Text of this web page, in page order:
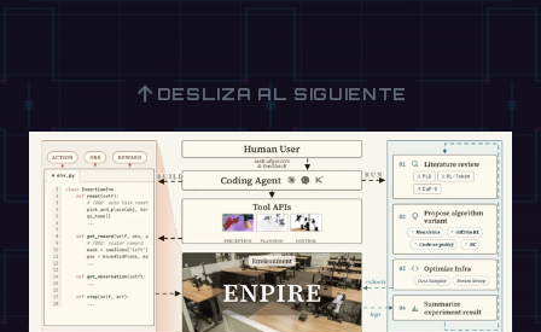
↑ DESLIZA AL SIGUIENTE